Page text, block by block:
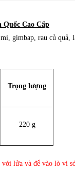
Quốc Cao Cấp
gimbap, rau củ
Trọng lượng
220 g
lửa và để vào lò vi